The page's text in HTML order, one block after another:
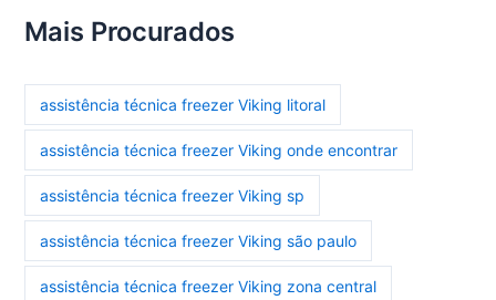
Mais Procurados
assistência técnica freezer Viking litoral
assistência técnica freezer Viking onde encontrar
assistência técnica freezer Viking sp
assistência técnica freezer Viking são paulo
assistência técnica freezer Viking zona central